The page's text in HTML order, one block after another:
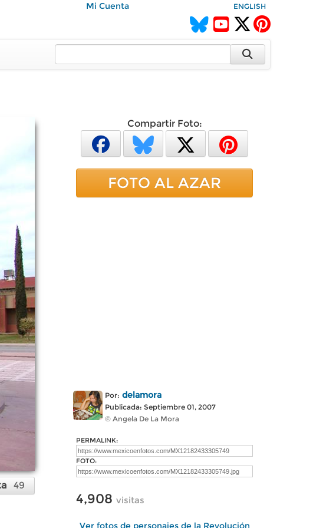
Mi Cuenta ENGLISH
49
Compartir Foto:
FOTO AL AZAR
Por: delamora
Publicada: Septiembre 01, 2007
© Angela De La Mora
PERMALINK:
FOTO:
4,908 visitas
Ver fotos de personajes de la Revolución